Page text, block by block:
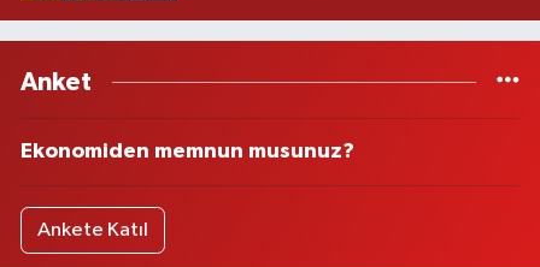
Anket
Ekonomiden memnun musunuz?
Ankete Katıl